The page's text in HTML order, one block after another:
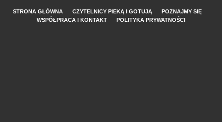
STRONA GŁÓWNA CZYTELNICY PIEKĄ I GOTUJĄ
POZNAJMY SIĘ
WSPÓŁPRACA I KONTAKT
POLITYKA PRYWATNOŚCI